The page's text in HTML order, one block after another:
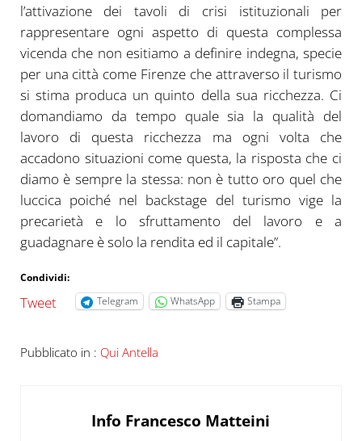
l’attivazione dei tavoli di crisi istituzionali per
rappresentare ogni aspetto di questa complessa
vicenda che non esitiamo a definire indegna, specie
per una città come Firenze che attraverso il turismo
si stima produca un quinto della sua ricchezza. Ci
domandiamo da tempo quale sia la qualità del
lavoro di questa ricchezza ma ogni volta che
accadono situazioni come questa, la risposta che ci
diamo è sempre la stessa: non è tutto oro quel che
luccica poiché nel backstage del turismo vige la
precarietà e lo sfruttamento del lavoro e a
guadagnare è solo la rendita ed il capitale”.
Condividi:
Tweet Telegram WhatsApp Stampa
Pubblicato in : Qui Antella
Info Francesco Matteini